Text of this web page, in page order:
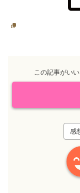
この記事がい
感